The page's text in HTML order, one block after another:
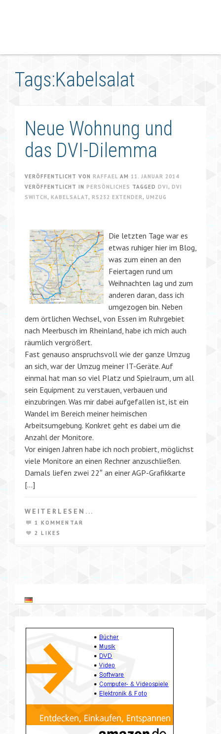
Tags:Kabelsalat
Neue Wohnung und
das DVI-Dilemma
VERÖFFENTLICHT VON RAFFAEL AM 11. JANUAR 2014
VERÖFFENTLICHT IN PERSÖNLICHES TAGGED DVI , DVI
SWITCH , KABELSALAT, RS232 EXTENDER, UMZUG
Die letzten Tage war es
etwas ruhiger hier im Blog,
was zum einen an den
Feiertagen rund um
Weihnachten lag und zum
anderen daran, dass ich
umgezogen bin. Neben
dem örtlichen Wechsel, von Essen im Ruhrgebiet
nach Meerbusch im Rheinland, habe ich mich auch
räumlich vergrößert.
Fast genauso anspruchsvoll wie der ganze Umzug
an sich, war der Umzug meiner IT-Geräte. Auf
einmal hat man so viel Platz und Spielraum, um all
sein Equipment zu verstauen, verbauen und
einzubringen. Was mir dabei aufgefallen ist, ist ein
Wandel im Bereich meiner heimischen
Arbeitsumgebung. Konkret geht es dabei um die
Anzahl der Monitore.
Vor einigen Jahren habe ich noch probiert, möglichst
viele Monitore an einen Rechner anzuschließen.
Damals liefen zwei 22″ an einer AGP-Grafikkarte
[…]
WEITERLESEN...
1 KOMMENTAR
2 LIKES